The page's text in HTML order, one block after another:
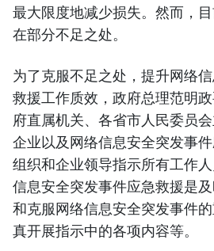
最大限度地减少损失。然而，
在部分不足之处。
为了克服不足之处，提升网络
救援工作质效，政府总理范明
府直属机关、各省市人民委员
企业以及网络信息安全突发事
组织和企业领导指示所有工作
信息安全突发事件应急救援是
和克服网络信息安全突发事件
真开展指示中的各项内容等。